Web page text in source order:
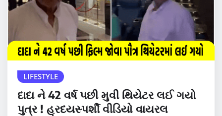
LIFESTYLE
દાદા ને 42 વર્ષ પછી મુવી થિયેટર લઈ ગયો
પુત્ર ! હ્રદયસ્પર્શી વીડિયો વાયરલ